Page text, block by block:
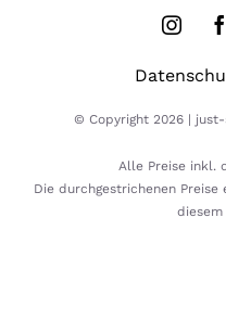
© Copyright 2026 |
Alle Preise inkl.
Die durchgestrichenen
diesem